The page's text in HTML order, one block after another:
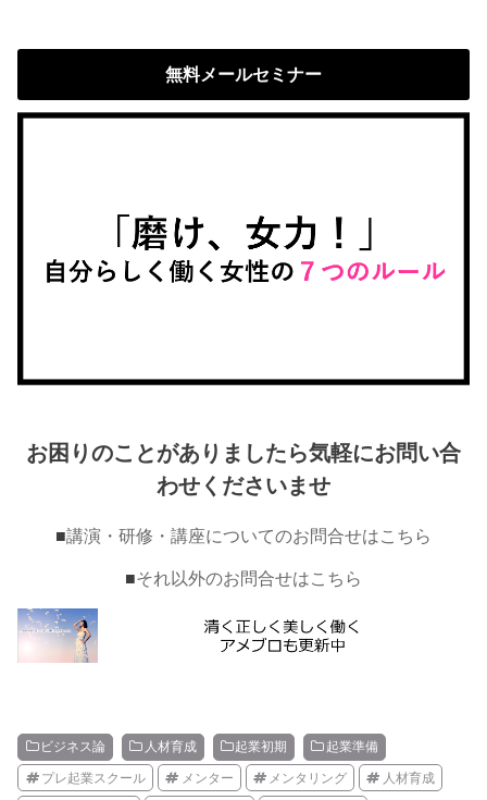
無料メールセミナー
お困りのことがありましたら気軽にお問い合
わせくださいませ
■講演・研修・講座についてのお問合せはこちら
■それ以外のお問合せはこちら
ビジネス論 人材育成 起業初期 起業準備
プレ起業スクール メンター メンタリング 人材育成